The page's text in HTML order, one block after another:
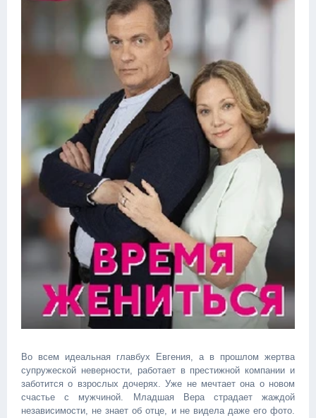
Во всем идеальная главбух Евгения, а в прошлом жертва
супружеской неверности, работает в престижной компании и
заботится о взрослых дочерях. Уже не мечтает она о новом
счастье с мужчиной. Младшая Вера страдает жаждой
независимости, не знает об отце, и не видела даже его фото.